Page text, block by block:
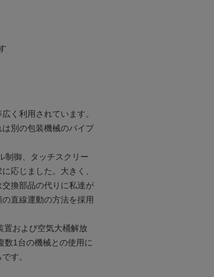
く利用されています。
別の包装機械のパイプ
制御、タッチスクリー
応じました。大きく、
換部品の代りに私達が
直線運動の方法を採用
置および空気大桶解放
数1台の機械との使用に
す。